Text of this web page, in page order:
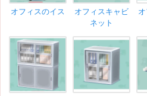
オフィスのイス
オフィスキャビ
ネット